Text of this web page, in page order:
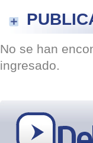
No se han
ingresado.